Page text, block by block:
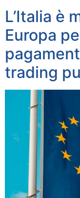
L’Italia è
Europa
trading